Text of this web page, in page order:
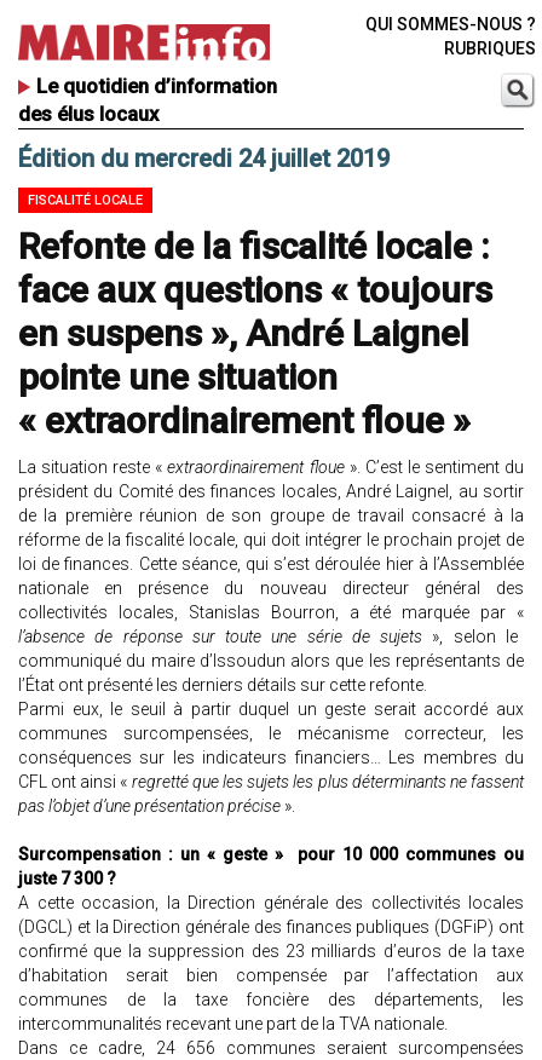
Le quotidien d’information
des élus locaux
QUI SOMMES-NOUS ?
RUBRIQUES
Édition du mercredi 24 juillet 2019
FISCALITÉ LOCALE
Refonte de la fiscalité locale :
face aux questions « toujours
en suspens », André Laignel
pointe une situation
« extraordinairement floue »
La situation reste « extraordinairement floue». C’est le sentiment du
président du Comité des finances locales, André Laignel, au sortir
de la première réunion de son groupe de travail consacré à la
réforme de la fiscalité locale, qui doit intégrer le prochain projet de
loi de finances. Cette séance, qui s’est déroulée hier à l’Assemblée
nationale en présence du nouveau directeur général des
collectivités locales, Stanislas Bourron, a été marquée par «
l’absence de réponse sur toute une série de sujets », selon le
communiqué du maire d’Issoudun alors que les représentants de
l’État ont présenté les derniers détails sur cette refonte.
Parmi eux, le seuil à partir duquel un geste serait accordé aux
communes surcompensées, le mécanisme correcteur, les
conséquences sur les indicateurs financiers… Les membres du
CFL ont ainsi « regretté que les sujets les plus déterminants ne fassent
pas l’objet d’une présentation précise ».
Surcompensation : un « geste » pour 10 000 communes ou
juste 7 300 ?
A cette occasion, la Direction générale des collectivités locales
(DGCL) et la Direction générale des finances publiques (DGFiP) ont
confirmé que la suppression des 23 milliards d’euros de la taxe
d’habitation serait bien compensée par l’affectation aux
communes de la taxe foncière des départements, les
intercommunalités recevant une part de la TVA nationale.
Dans ce cadre, 24 656 communes seraient surcompensées